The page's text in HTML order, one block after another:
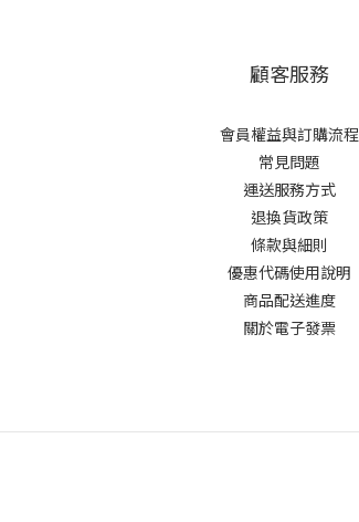
顧客服務
會員權益與訂購流程
常見問題
運送服務方式
退換貨政策
條款與細則
優惠代碼使用說明
商品配送進度
關於電子發票